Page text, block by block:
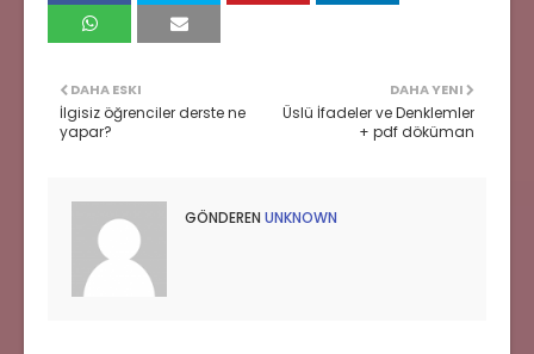
DAHA YENI
Üslü İfadeler ve Denklemler
+ pdf döküman
DAHA ESKI
İlgisiz öğrenciler derste ne
yapar?
GÖNDEREN UNKNOWN